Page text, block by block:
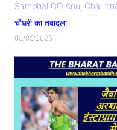
Sambhal CO Anuj
चौधरी का तबादला..
03/05/2025